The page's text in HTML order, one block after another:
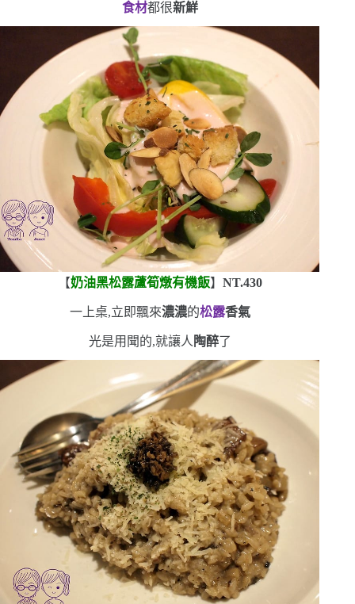
食材都很新鮮
【奶油黑松露蘆筍燉有機飯】 NT.430
一上桌,立即飄來濃濃的松露香氣
光是用聞的,就讓人 陶醉了